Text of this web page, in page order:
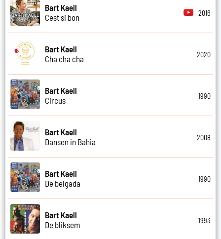
Bart Kaell
Cest si bon
2016
Bart Kaell
Cha cha cha
2020
Bart Kaell
Circus
1990
Bart Kaell
Dansen in Bahia
2008
Bart Kaell
De belgada
1990
Bart Kaell
De bliksem
1993